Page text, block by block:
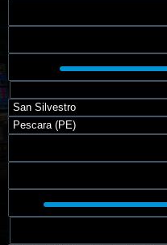
San Silvestro
Pescara (PE)